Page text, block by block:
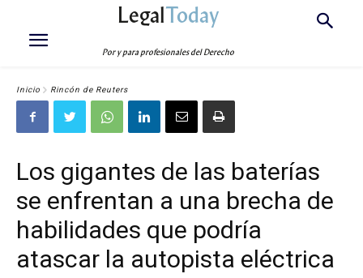
LegalToday
Por y para profesionales del Derecho
Inicio Rincón de Reuters
Los gigantes de las baterías
se enfrentan a una brecha de
habilidades que podría
atascar la autopista eléctrica